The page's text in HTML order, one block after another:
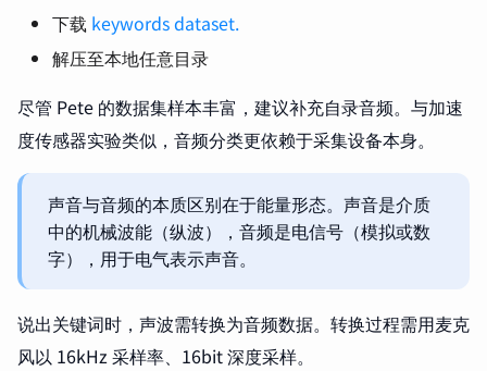
下载 keywords dataset.
解压至本地任意目录
尽管 Pete 的数据集样本丰富，建议补充自录音频。与加速
度传感器实验类似，音频分类更依赖于采集设备本身。
声音与音频的本质区别在于能量形态。声音是介质
中的机械波能（纵波），音频是电信号（模拟或数
字），用于电气表示声音。
说出关键词时，声波需转换为音频数据。转换过程需用麦克
风以 16kHz 采样率、16bit 深度采样。